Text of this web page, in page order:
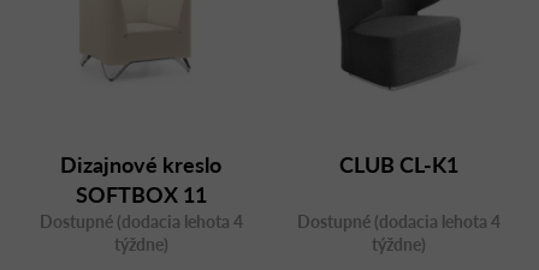
Dizajnové kreslo
SOFTBOX 11
aluminum
Dostupné (dodacia lehota 4
týždne)
CLUB CL-K1
Dostupné (dodacia lehota 4
týždne)